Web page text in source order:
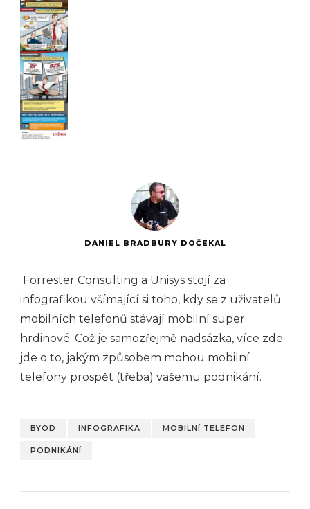
DANIEL BRADBURY DOČEKAL
Forrester Consulting a Unisys stojí za
infografikou všímající si toho, kdy se z uživatelů
mobilních telefonů stávají mobilní super
hrdinové. Což je samozřejmě nadsázka, více zde
jde o to, jakým způsobem mohou mobilní
telefony prospět (třeba) vašemu podnikání.
BYOD INFOGRAFIKA MOBILNÍ TELEFON
PODNIKÁNÍ